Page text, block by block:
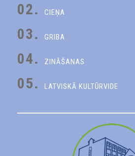
02. CIEŅA
03. GRIBA
04. ZINĀŠANAS
05. LATVISKĀ KULTŪRVIDE